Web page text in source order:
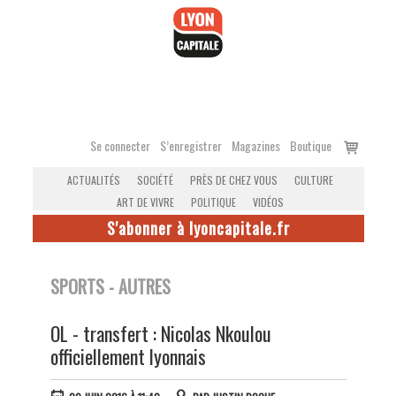
Se connecter S’enregistrer Magazines Boutique
Voir
ACTUALITÉS SOCIÉTÉ PRÈS DE CHEZ VOUS
CULTURE
ART DE VIVRE
POLITIQUE VIDÉOS
S'abonner à lyoncapitale.fr
SPORTS - AUTRES
OL - transfert : Nicolas Nkoulou
officiellement lyonnais